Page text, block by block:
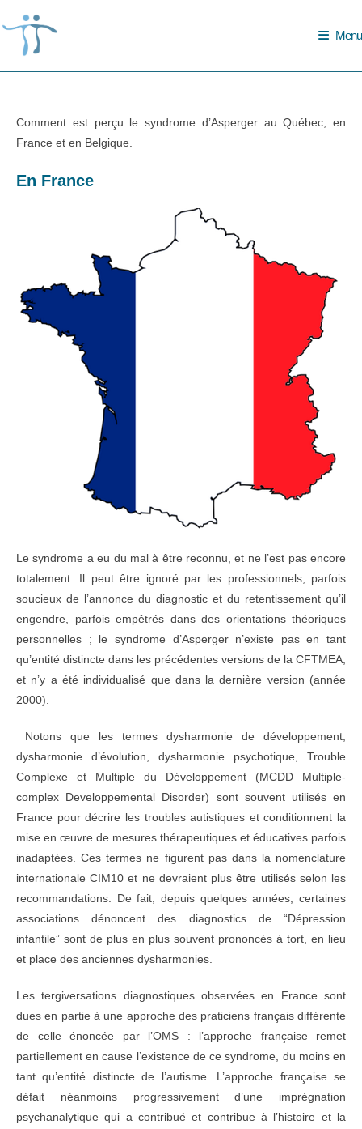
to
content
Menu
Comment est perçu le syndrome d’Asperger au Québec, en
France et en Belgique.
En France
Le syndrome a eu du mal à être reconnu, et ne l’est pas encore
totalement. Il peut être ignoré par les professionnels, parfois
soucieux de l’annonce du diagnostic et du retentissement qu’il
engendre, parfois empêtrés dans des orientations théoriques
personnelles ; le syndrome d’Asperger n’existe pas en tant
qu’entité distincte dans les précédentes versions de la CFTMEA,
et n’y a été individualisé que dans la dernière version (année
2000).
Notons que les termes dysharmonie de développement,
dysharmonie d’évolution, dysharmonie psychotique, Trouble
Complexe et Multiple du Développement (MCDD Multiple-
complex Developpemental Disorder) sont souvent utilisés en
France pour décrire les troubles autistiques et conditionnent la
mise en œuvre de mesures thérapeutiques et éducatives parfois
inadaptées. Ces termes ne figurent pas dans la nomenclature
internationale CIM10 et ne devraient plus être utilisés selon les
recommandations. De fait, depuis quelques années, certaines
associations dénoncent des diagnostics de “Dépression
infantile” sont de plus en plus souvent prononcés à tort, en lieu
et place des anciennes dysharmonies.
Les tergiversations diagnostiques observées en France sont
dues en partie à une approche des praticiens français différente
de celle énoncée par l’OMS : l’approche française remet
partiellement en cause l’existence de ce syndrome, du moins en
tant qu’entité distincte de l’autisme. L’approche française se
défait néanmoins progressivement d’une imprégnation
psychanalytique qui a contribué et contribue à l’histoire et la